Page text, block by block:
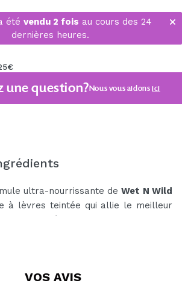
été vendu 2 fois au cours des 24
dernières heures.
une question?Nous vous aidonsici
ultra-nourrissante deWet N Wild
à lèvres teintée qui allie le meilleur
à une brillance miroir de
une couleur modulable d'une
VOS AVIS